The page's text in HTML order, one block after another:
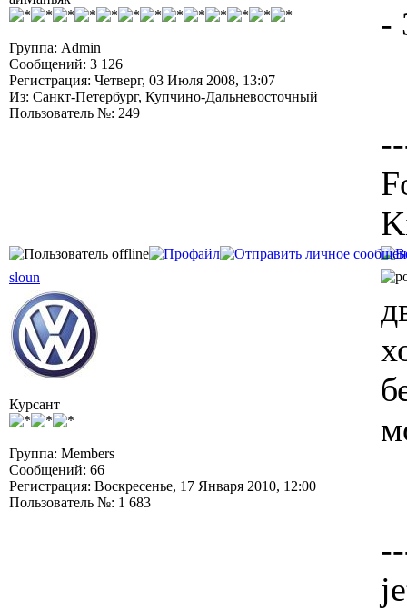
Группа: Admin
Сообщений: 3 126
Регистрация: Четверг, 03 Июля 2008, 13:07
Из: Санкт-Петербург, Купчино-Дальневосточный
Пользователь №: 249
-
sloun
Курсант
Группа: Members
Сообщений: 66
Регистрация: Воскресенье, 17 Января 2010, 12:00
Пользователь №: 1 683